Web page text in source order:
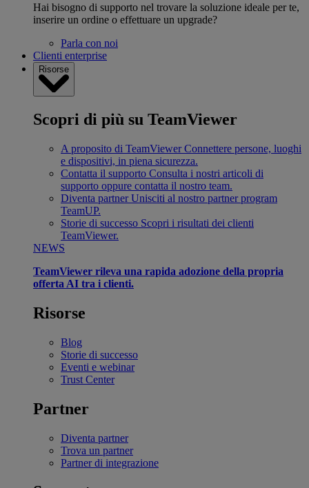
Hai bisogno di supporto nel trovare la soluzione ideale per te,
inserire un ordine o effettuare un upgrade?
Parla con noi
Clienti enterprise
Risorse
Scopri di più su TeamViewer
A proposito di TeamViewer Connettere persone, luoghi
e dispositivi, in piena sicurezza.
Contatta il supporto Consulta i nostri articoli di
supporto oppure contatta il nostro team.
Diventa partner Unisciti al nostro partner program
TeamUP.
Storie di successo Scopri i risultati dei clienti
TeamViewer.
NEWS
TeamViewer rileva una rapida adozione della propria
offerta AI tra i clienti.
Risorse
Blog
Storie di successo
Eventi e webinar
Trust Center
Partner
Diventa partner
Trova un partner
Partner di integrazione